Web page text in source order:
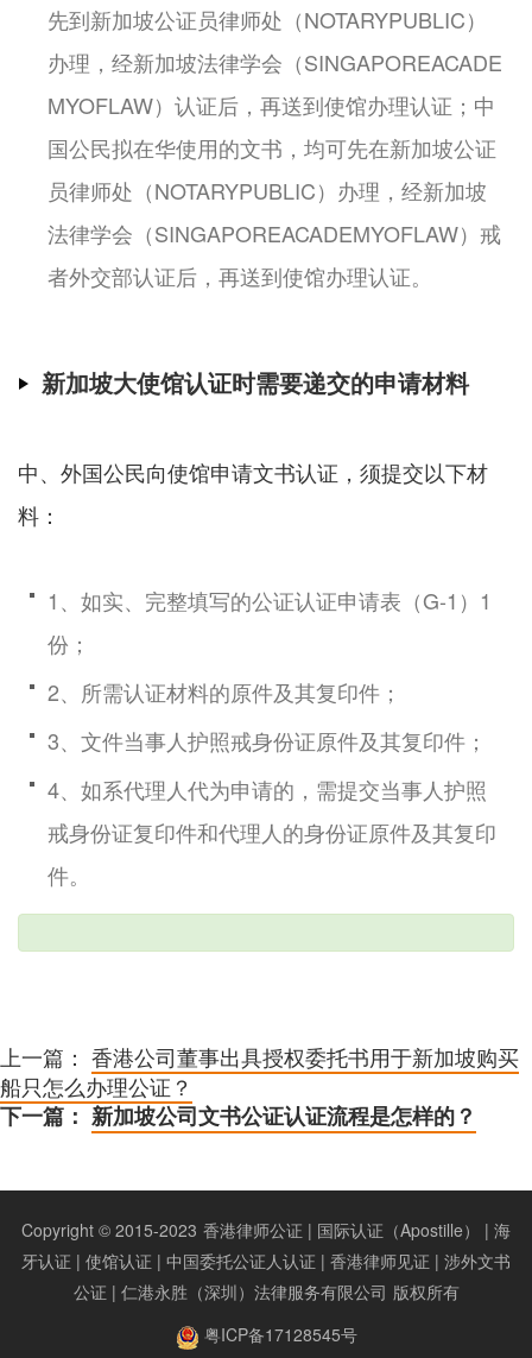
先到新加坡公证员律师处（NOTARYPUBLIC）
办理，经新加坡法律学会（SINGAPOREACADE
MYOFLAW）认证后，再送到使馆办理认证；中
国公民拟在华使用的文书，均可先在新加坡公证
员律师处（NOTARYPUBLIC）办理，经新加坡
法律学会（SINGAPOREACADEMYOFLAW）戒
者外交部认证后，再送到使馆办理认证。
新加坡大使馆认证时需要递交的申请材料
中、外国公民向使馆申请文书认证，须提交以下材
料：
1、如实、完整填写的公证认证申请表（G-1）1
份；
2、所需认证材料的原件及其复印件；
3、文件当事人护照戒身份证原件及其复印件；
4、如系代理人代为申请的，需提交当事人护照
戒身份证复印件和代理人的身份证原件及其复印
件。
上一篇： 香港公司董事出具授权委托书用于新加坡购买
船只怎么办理公证？
下一篇： 新加坡公司文书公证认证流程是怎样的？
Copyright © 2015-2023 香港律师公证 | 国际认证（Apostille） | 海
牙认证 | 使馆认证 | 中国委托公证人认证 | 香港律师见证 | 涉外文书
公证 | 仁港永胜（深圳）法律服务有限公司 版权所有
粤ICP备17128545号